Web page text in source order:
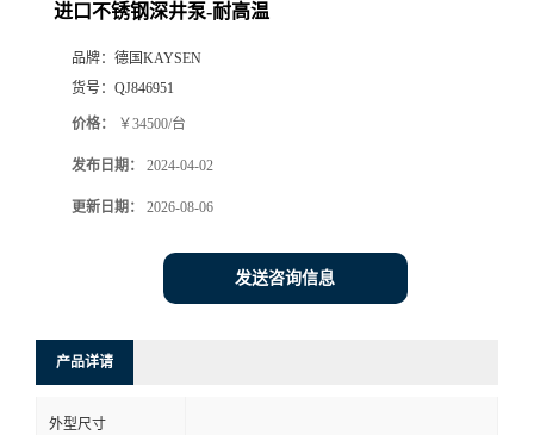
进口不锈钢深井泵-耐高温
品牌： 德国KAYSEN
货号： QJ846951
价格： ￥34500/台
发布日期： 2024-04-02
更新日期： 2026-08-06
发送咨询信息
产品详请
外型尺寸